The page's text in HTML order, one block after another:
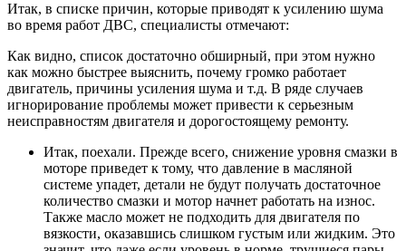
Итак, в списке причин, которые приводят к усилению шума
во время работ ДВС, специалисты отмечают:
Как видно, список достаточно обширный, при этом нужно
как можно быстрее выяснить, почему громко работает
двигатель, причины усиления шума и т.д. В ряде случаев
игнорирование проблемы может привести к серьезным
неисправностям двигателя и дорогостоящему ремонту.
Итак, поехали. Прежде всего, снижение уровня смазки в
моторе приведет к тому, что давление в масляной
системе упадет, детали не будут получать достаточное
количество смазки и мотор начнет работать на износ.
Также масло может не подходить для двигателя по
вязкости, оказавшись слишком густым или жидким. Это